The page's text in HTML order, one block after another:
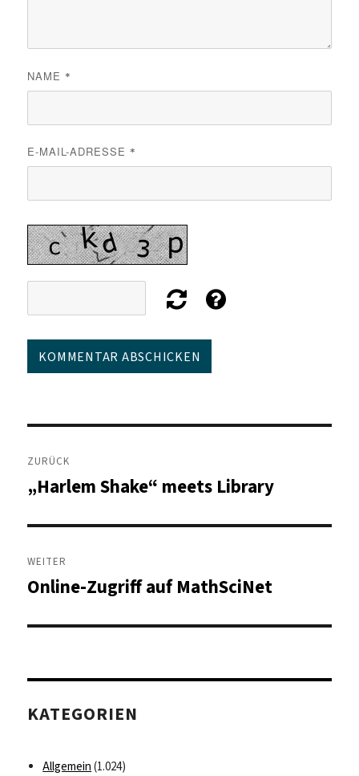
NAME *
E-MAIL-ADRESSE *
Beitragsnavigation
ZURÜCK
Vorheriger
„Harlem Shake“ meets Library
WEITER
Nächster
Online-Zugriff auf MathSciNet
KATEGORIEN
Allgemein (1.024)